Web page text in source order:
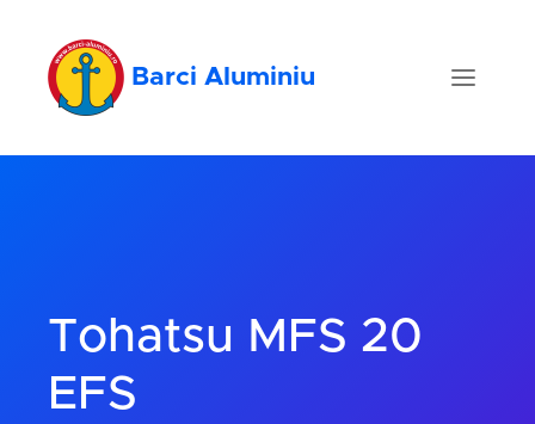
Barci Aluminiu
Tohatsu MFS 20
EFS